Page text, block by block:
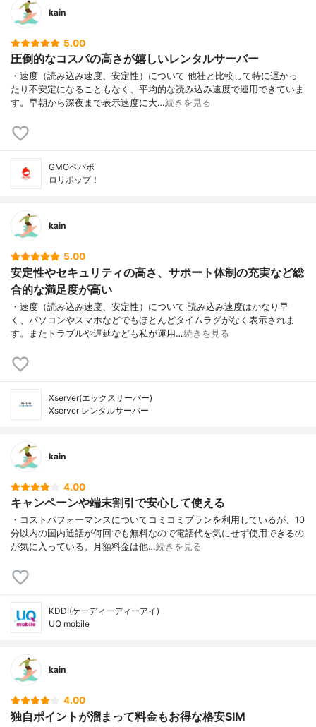
kain
5.00
圧倒的なコスパの高さが嬉しいレンタルサーバー
・速度（読み込み速度、安定性）について 他社と比較して特に遅かっ
たり不安定になることもなく、平均的な読み込み速度で運用できていま
す。早朝から深夜まで表示速度に大…続きを見る
GMOペパボ
ロリポップ！
kain
5.00
安定性やセキュリティの高さ、サポート体制の充実など総
合的な満足度が高い
・速度（読み込み速度、安定性）について 読み込み速度はかなり早
く、パソコンやスマホなどでもほとんどタイムラグがなく表示されま
す。またトラブルや遅延なども私が運用…続きを見る
Xserver(エックスサーバー)
Xserver レンタルサーバー
kain
4.00
キャンペーンや端末割引で安心して使える
・コストパフォーマンスについてコミコミプランを利用しているが、10
分以内の国内通話が何回でも無料なので電話代を気にせず使用できるの
が気に入っている。月額料金は他…続きを見る
KDDI(ケーディーディーアイ)
UQ mobile
kain
4.00
独自ポイントが溜まって料金もお得な格安SIM